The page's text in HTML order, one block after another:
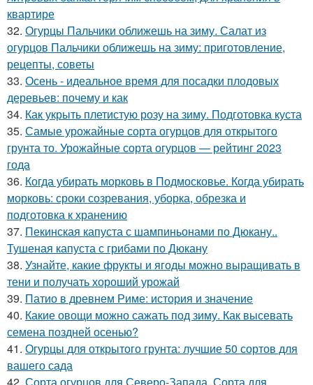
квартире
32. Огурцы Пальчики оближешь на зиму. Салат из
огурцов Пальчики оближешь на зиму: приготовление,
рецепты, советы
33. Осень - идеальное время для посадки плодовых
деревьев: почему и как
34. Как укрыть плетистую розу на зиму. Подготовка куста
35. Самые урожайные сорта огурцов для открытого
грунта то. Урожайные сорта огурцов — рейтинг 2023
года
36. Когда убирать морковь в Подмосковье. Когда убирать
морковь: сроки созревания, уборка, обрезка и
подготовка к хранению
37. Пекинская капуста с шампиньонами по Дюкану..
Тушеная капуста с грибами по Дюкану
38. Узнайте, какие фрукты и ягоды можно выращивать в
тени и получать хороший урожай
39. Патио в древнем Риме: история и значение
40. Какие овощи можно сажать под зиму. Как высевать
семена поздней осенью?
41. Огурцы для открытого грунта: лучшие 50 сортов для
вашего сада
42. Сорта огурцов для Северо-Запада. Сорта для